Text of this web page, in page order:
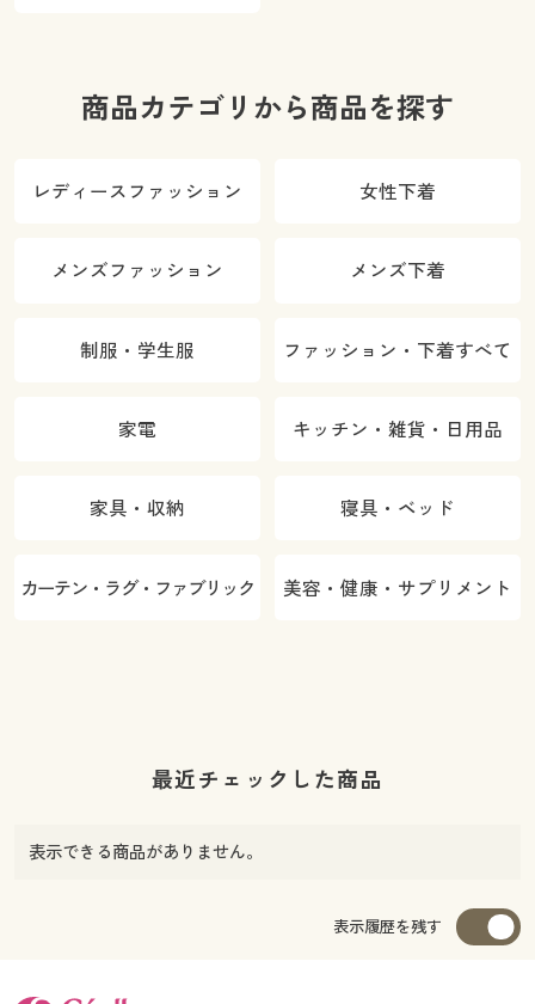
商品カテゴリから商品を探す
レディースファッション 女性下着
メンズファッション メンズ下着
制服・学生服 ファッション・下着すべて
家電 キッチン・雑貨・日用品
家具・収納 寝具・ベッド
カーテン・ラグ・ファブリック 美容・健康・サプリメント
最近チェックした商品
表示できる商品がありません。
表示履歴を残す